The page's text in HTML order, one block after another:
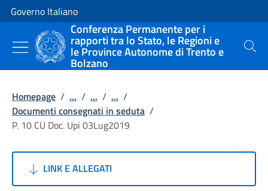
Vai al contenuto
Vai alla navigazione del sito
Governo Italiano
Conferenza Permanente per i
rapporti tra lo Stato, le Regioni e
le Province Autonome di Trento e
Bolzano
Cerca
Homepage / ... / ... / ... /
Documenti consegnati in seduta /
P. 10 CU Doc. Upi 03Lug2019
LINK E ALLEGATI